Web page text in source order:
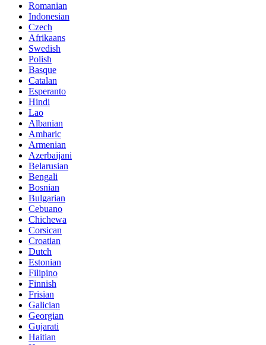
Romanian
Indonesian
Czech
Afrikaans
Swedish
Polish
Basque
Catalan
Esperanto
Hindi
Lao
Albanian
Amharic
Armenian
Azerbaijani
Belarusian
Bengali
Bosnian
Bulgarian
Cebuano
Chichewa
Corsican
Croatian
Dutch
Estonian
Filipino
Finnish
Frisian
Galician
Georgian
Gujarati
Haitian